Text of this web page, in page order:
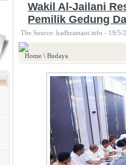
Wakil Al-Jailani
Pemilik Gedung
The Source: hadhramaut.info - 19/5/
Home \ Budaya